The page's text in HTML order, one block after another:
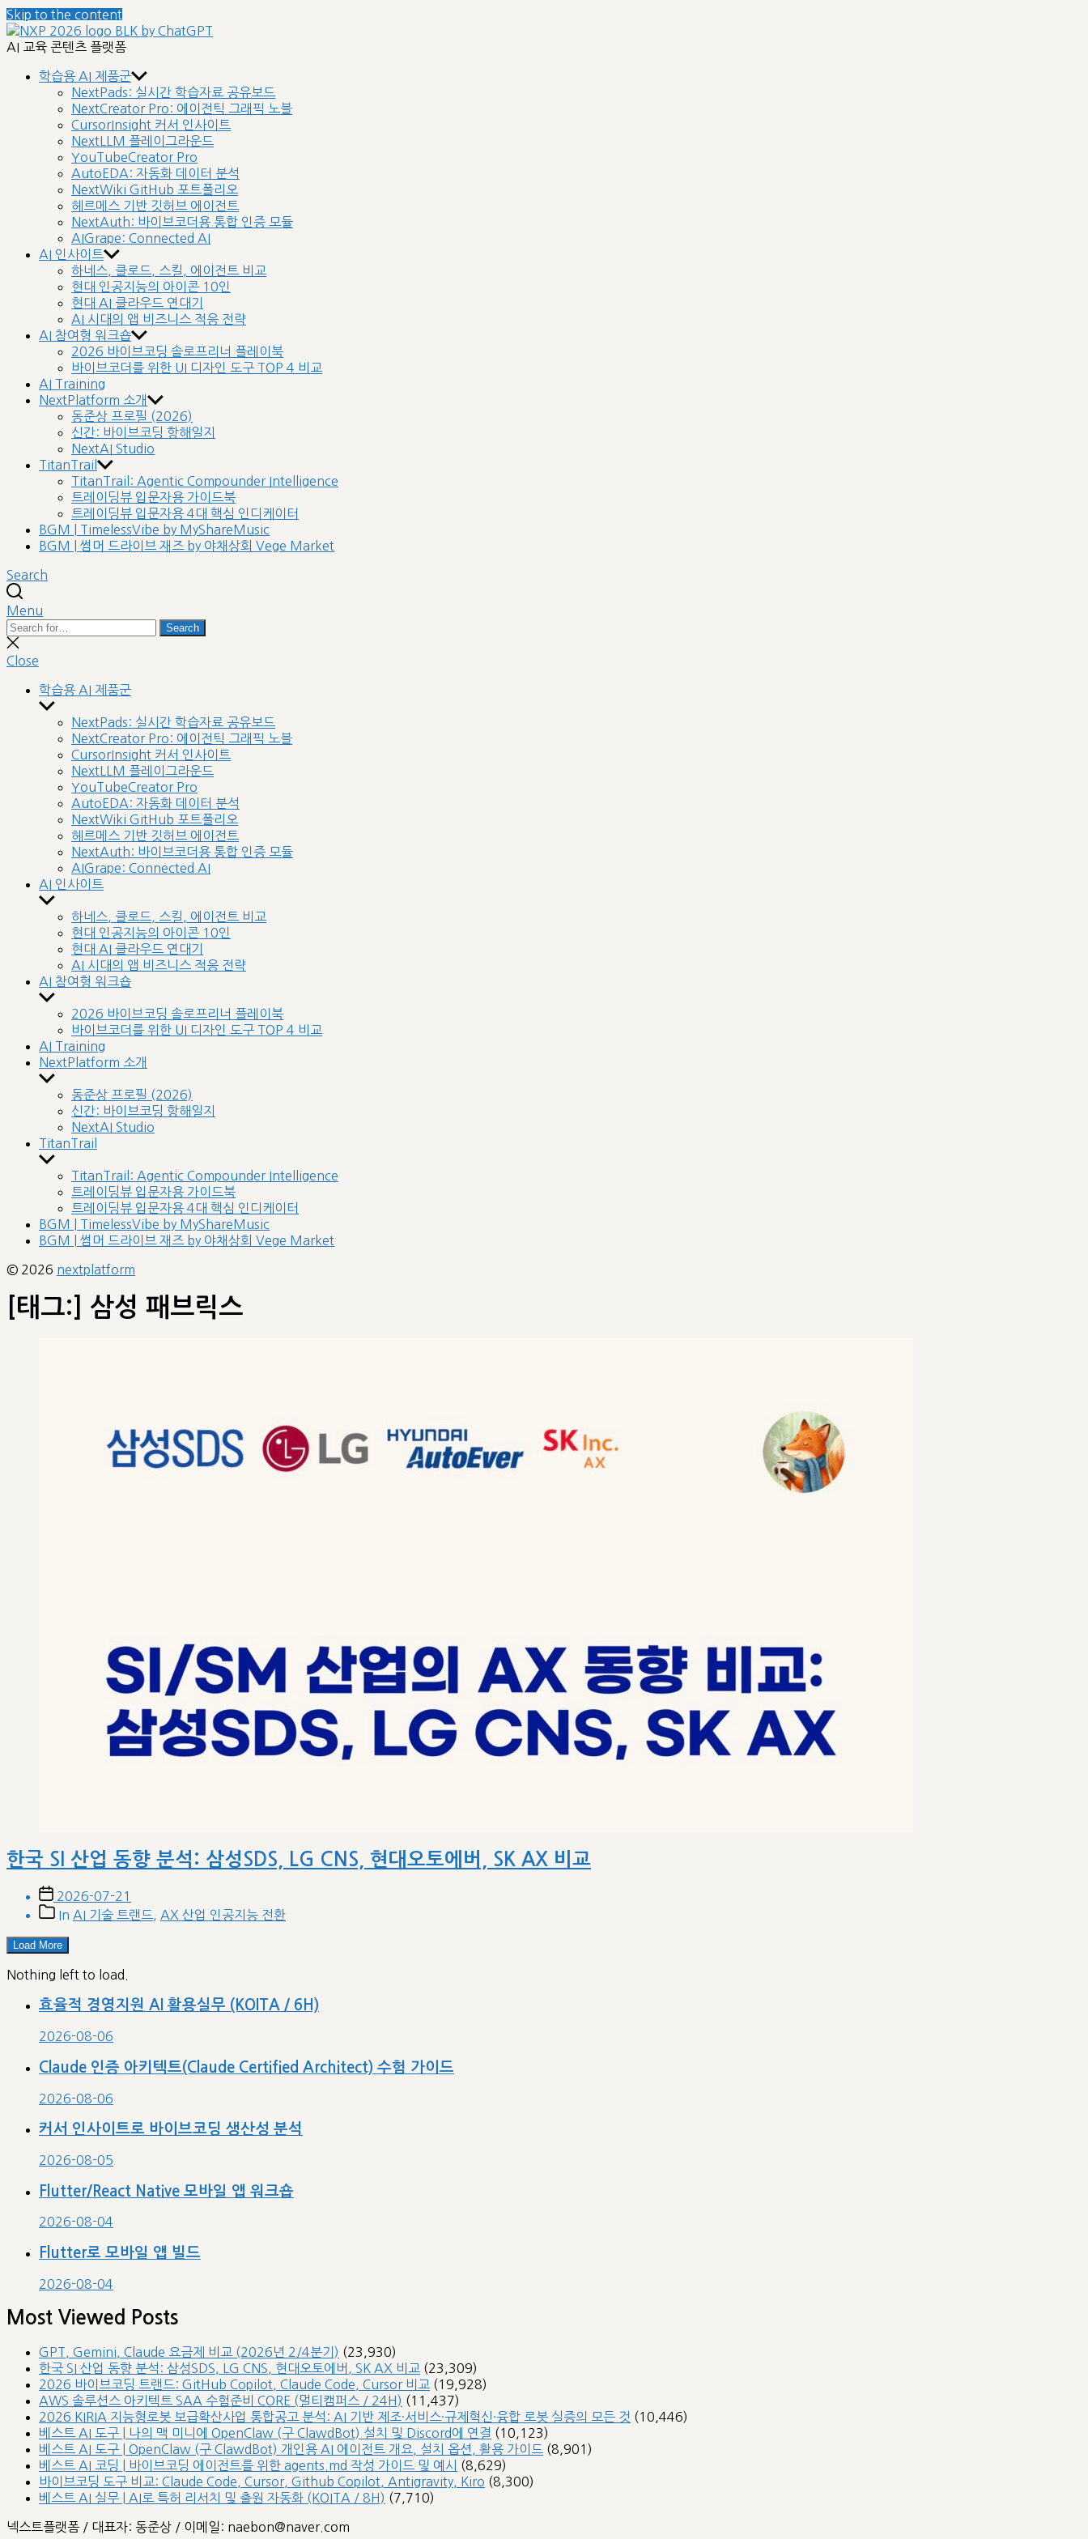
Skip to the content
AI 교육 콘텐츠 플랫폼
학습용 AI 제품군
NextPads: 실시간 학습자료 공유보드
NextCreator Pro: 에이전틱 그래픽 노블
CursorInsight 커서 인사이트
NextLLM 플레이그라운드
YouTubeCreator Pro
AutoEDA: 자동화 데이터 분석
NextWiki GitHub 포트폴리오
헤르메스 기반 깃허브 에이전트
NextAuth: 바이브코더용 통합 인증 모듈
AIGrape: Connected AI
AI 인사이트
하네스, 클로드, 스킬, 에이전트 비교
현대 인공지능의 아이콘 10인
현대 AI 클라우드 연대기
AI 시대의 앱 비즈니스 적응 전략
AI 참여형 워크숍
2026 바이브코딩 솔로프리너 플레이북
바이브코더를 위한 UI 디자인 도구 TOP 4 비교
AI Training
NextPlatform 소개
동준상 프로필 (2026)
신간: 바이브코딩 항해일지
NextAI Studio
TitanTrail
TitanTrail: Agentic Compounder Intelligence
트레이딩뷰 입문자용 가이드북
트레이딩뷰 입문자용 4대 핵심 인디케이터
BGM | TimelessVibe by MyShareMusic
BGM | 썸머 드라이브 재즈 by 야채상회 Vege Market
Search
Menu
Search
for:
Search
Close
search
Close
학습용 AI 제품군
Show
sub
menu
NextPads: 실시간 학습자료 공유보드
NextCreator Pro: 에이전틱 그래픽 노블
CursorInsight 커서 인사이트
NextLLM 플레이그라운드
YouTubeCreator Pro
AutoEDA: 자동화 데이터 분석
NextWiki GitHub 포트폴리오
헤르메스 기반 깃허브 에이전트
NextAuth: 바이브코더용 통합 인증 모듈
AIGrape: Connected AI
AI 인사이트
Show
sub
menu
하네스, 클로드, 스킬, 에이전트 비교
현대 인공지능의 아이콘 10인
현대 AI 클라우드 연대기
AI 시대의 앱 비즈니스 적응 전략
AI 참여형 워크숍
Show
sub
menu
2026 바이브코딩 솔로프리너 플레이북
바이브코더를 위한 UI 디자인 도구 TOP 4 비교
AI Training
NextPlatform 소개
Show
sub
menu
동준상 프로필 (2026)
신간: 바이브코딩 항해일지
NextAI Studio
TitanTrail
Show
sub
menu
TitanTrail: Agentic Compounder Intelligence
트레이딩뷰 입문자용 가이드북
트레이딩뷰 입문자용 4대 핵심 인디케이터
BGM | TimelessVibe by MyShareMusic
BGM | 썸머 드라이브 재즈 by 야채상회 Vege Market
© 2026 nextplatform
[태그:] 삼성 패브릭스
한국 SI 산업 동향 분석: 삼성SDS, LG CNS, 현대오토에버, SK AX 비교
Post
date
2026-07-21
PostIn AI 기술 트랜드 AX 산업 인공지능 전환
Load More
Nothing left to load.
효율적 경영지원 AI 활용실무 (KOITA / 6H)
2026-08-06
Claude 인증 아키텍트(Claude Certified Architect) 수험 가이드
2026-08-06
커서 인사이트로 바이브코딩 생산성 분석
2026-08-05
Flutter/React Native 모바일 앱 워크숍
2026-08-04
Flutter로 모바일 앱 빌드
2026-08-04
Most Viewed Posts
GPT, Gemini, Claude 요금제 비교 (2026년 2/4분기) (23,930)
한국 SI 산업 동향 분석: 삼성SDS, LG CNS, 현대오토에버, SK AX 비교 (23,309)
2026 바이브코딩 트랜드: GitHub Copilot, Claude Code, Cursor 비교 (19,928)
AWS 솔루션스 아키텍트 SAA 수험준비 CORE (멀티캠퍼스 / 24H) (11,437)
2026 KIRIA 지능형로봇 보급확산사업 통합공고 분석: AI 기반 제조·서비스·규제혁신·융합 로봇 실증의 모든 것 (10,446)
베스트 AI 도구 | 나의 맥 미니에 OpenClaw (구 ClawdBot) 설치 및 Discord에 연결 (10,123)
베스트 AI 도구 | OpenClaw (구 ClawdBot) 개인용 AI 에이전트 개요, 설치 옵션, 활용 가이드 (8,901)
베스트 AI 코딩 | 바이브코딩 에이전트를 위한 agents.md 작성 가이드 및 예시
(8,629)
바이브코딩 도구 비교: Claude Code, Cursor, Github Copilot, Antigravity, Kiro (8,300)
베스트 AI 실무 | AI로 특허 리서치 및 출원 자동화 (KOITA / 8H) (7,710)
넥스트플랫폼 / 대표자: 동준상 / 이메일: naebon@naver.com